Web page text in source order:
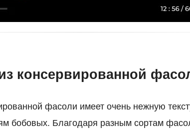
консервированной
фасоли имеет очень нежную
бобовых. Благодаря разным сортам